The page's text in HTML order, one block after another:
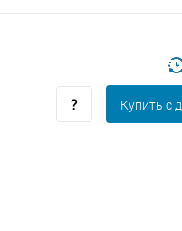
Купить c
Оставшиеся